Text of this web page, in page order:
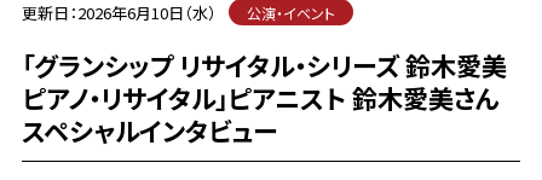
チケット購入
施設ガイド
来館案内
更新日：2026年6月10日（水） 公演・イベント
「グランシップ リサイタル・シリーズ 鈴木愛美
ピアノ・リサイタル」ピアニスト 鈴木愛美さん
スペシャルインタビュー